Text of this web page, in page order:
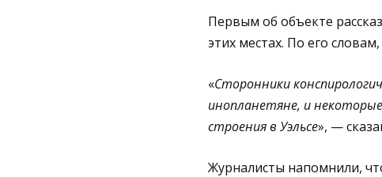
Первым об объекте
этих местах. По его
«Сторонники
инопланетяне, и
строения в Уэльсе», —
Журналисты напомнили,